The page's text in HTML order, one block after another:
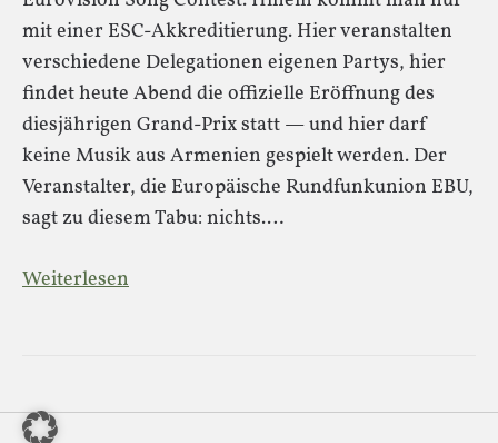
mit einer ESC-Akkreditierung. Hier veranstalten
verschiedene Delegationen eigenen Partys, hier
findet heute Abend die offizielle Eröffnung des
diesjährigen Grand-Prix statt — und hier darf
keine Musik aus Armenien gespielt werden. Der
Veranstalter, die Europäische Rundfunkunion EBU,
sagt zu diesem Tabu: nichts.…
Weiterlesen